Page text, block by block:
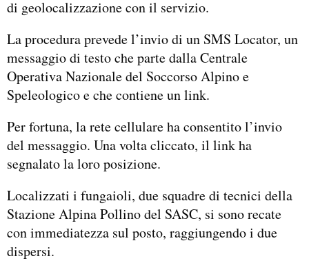
di geolocalizzazione con il servizio.
La procedura prevede l’invio di un SMS Locator, un
messaggio di testo che parte dalla Centrale
Operativa Nazionale del Soccorso Alpino e
Speleologico e che contiene un link.
Per fortuna, la rete cellulare ha consentito l’invio
del messaggio. Una volta cliccato, il link ha
segnalato la loro posizione.
Localizzati i fungaioli, due squadre di tecnici della
Stazione Alpina Pollino del SASC, si sono recate
con immediatezza sul posto, raggiungendo i due
dispersi.